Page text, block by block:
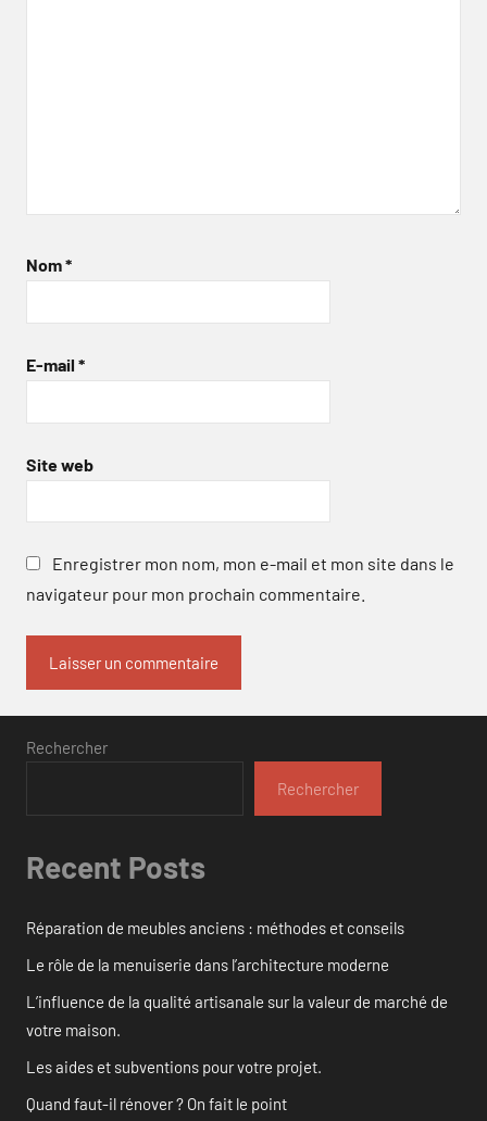
Nom*
E-mail *
Site web
Enregistrer mon nom, mon e-mail et mon site dans le
navigateur pour mon prochain commentaire.
Rechercher
Rechercher
Recent Posts
Réparation de meubles anciens : méthodes et conseils
Le rôle de la menuiserie dans l’architecture moderne
L’influence de la qualité artisanale sur la valeur de marché de
votre maison.
Les aides et subventions pour votre projet.
Quand faut-il rénover ? On fait le point